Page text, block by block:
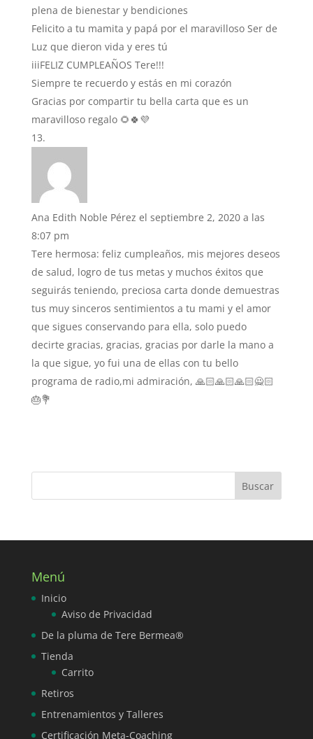
plena de bienestar y bendiciones
Felicito a tu mamita y papá por el maravilloso Ser de
Luz que dieron vida y eres tú
iiiFELIZ CUMPLEAÑOS Tere!!!
Siempre te recuerdo y estás en mi corazón
Gracias por compartir tu bella carta que es un
maravilloso regalo 🌻🍀💜
Ana Edith Noble Pérez el septiembre 2, 2020 a las
8:07 pm
Tere hermosa: feliz cumpleaños, mis mejores deseos
de salud, logro de tus metas y muchos éxitos que
seguirás teniendo, preciosa carta donde demuestras
tus muy sinceros sentimientos a tu mami y el amor
que sigues conservando para ella, solo puedo
decirte gracias, gracias, gracias por darle la mano a
la que sigue, yo fui una de ellas con tu bello
programa de radio,mi admiración, 🙏🏻🙏🏻🙏🏻🙅🏻
🎂💐
Menú
Inicio
Aviso de Privacidad
De la pluma de Tere Bermea®
Tienda
Carrito
Retiros
Entrenamientos y Talleres
Certificación Meta-Coaching